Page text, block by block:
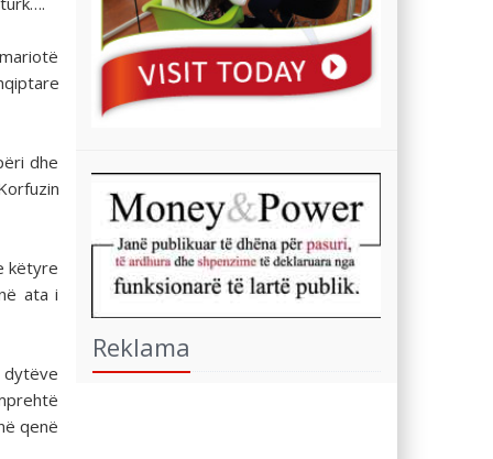
dhe
këtyre
ata i
dytëve
qenë
Reklama